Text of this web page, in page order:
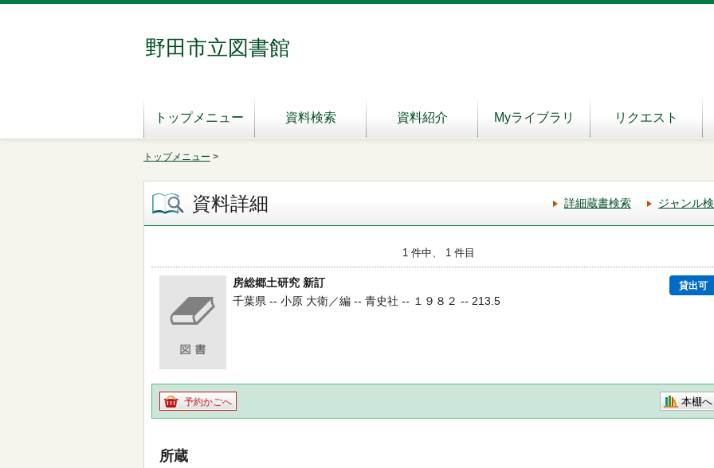
野田市立図書館
トップメニュー 資料検索 資料紹介 Myライブラリ リクエスト
トップメニュー >
資料詳細 詳細蔵書検索 ジャンル
1 件中、 1 件目
房総郷土研究 新訂 貸出可
千葉県 -- 小原 大衛／編 -- 青史社 -- １９８２ -- 213.5
予約かごへ 本棚へ
所蔵